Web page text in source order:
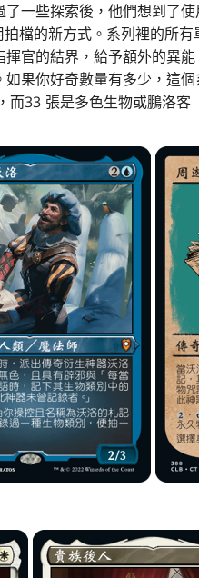
一些探索後，他們想到了
檔的新方式。系列裡的所有
官的結界，給予額外的異能
果你好奇數量有多少，這
33 張是多色生物或鵬洛客